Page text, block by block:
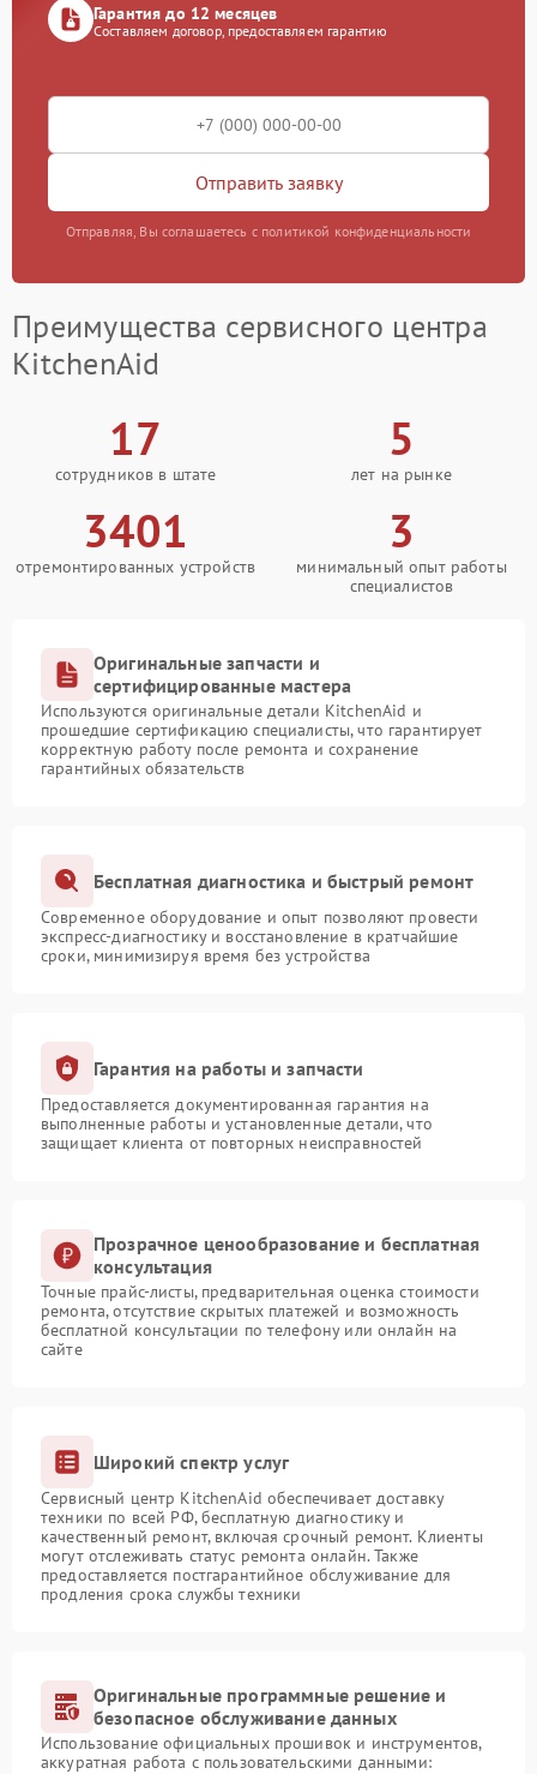
Гарантия до 12 месяцев
Составляем договор, предоставляем гарантию
Отправить заявку
Отправляя, Вы соглашаетесь с политикой конфиденциальности
Преимущества сервисного центра
KitchenAid
17
сотрудников в штате
5
лет на рынке
3401
отремонтированных устройств
3
минимальный опыт работы
специалистов
Оригинальные запчасти и
сертифицированные мастера
Используются оригинальные детали KitchenAid и
прошедшие сертификацию специалисты, что гарантирует
корректную работу после ремонта и сохранение
гарантийных обязательств
Бесплатная диагностика и быстрый ремонт
Современное оборудование и опыт позволяют провести
экспресс-диагностику и восстановление в кратчайшие
сроки, минимизируя время без устройства
Гарантия на работы и запчасти
Предоставляется документированная гарантия на
выполненные работы и установленные детали, что
защищает клиента от повторных неисправностей
Прозрачное ценообразование и бесплатная
консультация
Точные прайс-листы, предварительная оценка стоимости
ремонта, отсутствие скрытых платежей и возможность
бесплатной консультации по телефону или онлайн на
сайте
Широкий спектр услуг
Сервисный центр KitchenAid обеспечивает доставку
техники по всей РФ, бесплатную диагностику и
качественный ремонт, включая срочный ремонт. Клиенты
могут отслеживать статус ремонта онлайн. Также
предоставляется постгарантийное обслуживание для
продления срока службы техники
Оригинальные программные решение и
безопасное обслуживание данных
Использование официальных прошивок и инструментов,
аккуратная работа с пользовательскими данными: